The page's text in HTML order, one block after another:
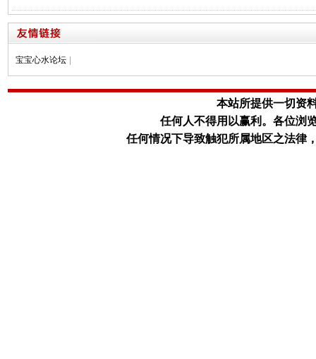
宝宝心水论坛
本站所提供一切资
任何人不得用以赢利。 各位浏
任何情况下导致触犯所属地区之法律